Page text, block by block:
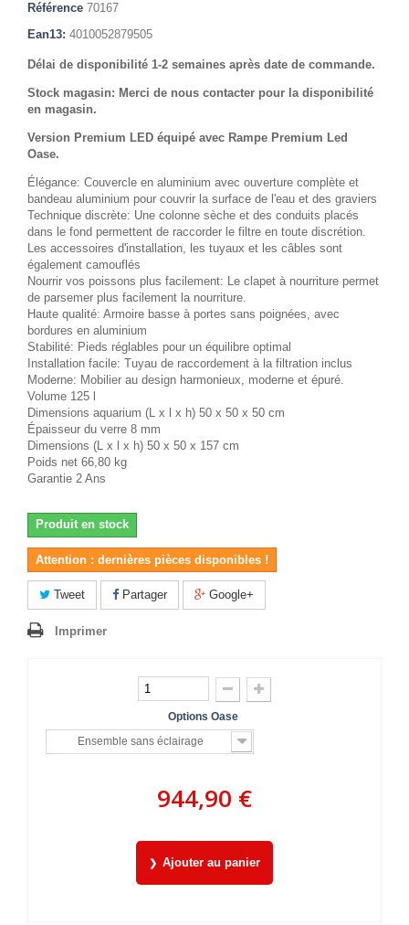
Référence 70167
Ean13: 4010052879505
Délai de disponibilité 1-2 semaines après date de commande.
Stock magasin: Merci de nous contacter pour la disponibilité
en magasin.
Version Premium LED équipé avec Rampe Premium Led
Oase.
Élégance: Couvercle en aluminium avec ouverture complète et
bandeau aluminium pour couvrir la surface de l'eau et des graviers
Technique discrète: Une colonne sèche et des conduits placés
dans le fond permettent de raccorder le filtre en toute discrétion.
Les accessoires d'installation, les tuyaux et les câbles sont
également camouflés
Nourrir vos poissons plus facilement: Le clapet à nourriture permet
de parsemer plus facilement la nourriture.
Haute qualité: Armoire basse à portes sans poignées, avec
bordures en aluminium
Stabilité: Pieds réglables pour un équilibre optimal
Installation facile: Tuyau de raccordement à la filtration inclus
Moderne: Mobilier au design harmonieux, moderne et épuré.
Volume 125 l
Dimensions aquarium (L x l x h) 50 x 50 x 50 cm
Épaisseur du verre 8 mm
Dimensions (L x l x h) 50 x 50 x 157 cm
Poids net 66,80 kg
Garantie 2 Ans
Produit en stock
Attention : dernières pièces disponibles !
Tweet Partager Google+
Imprimer
Options Oase
Ensemble sans éclairage
944,90 €
Ajouter au panier